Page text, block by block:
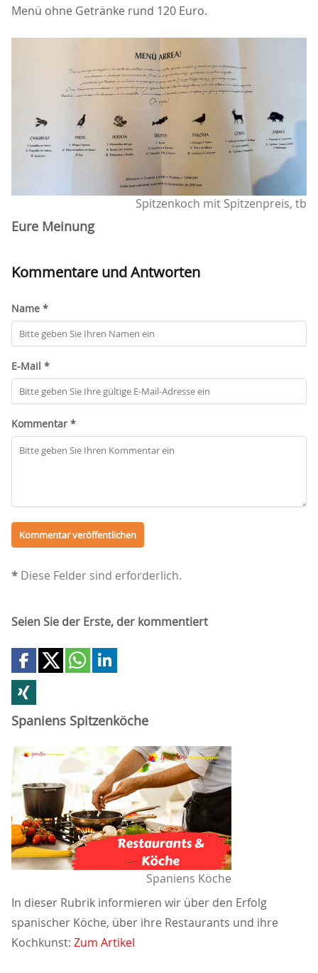
Menü ohne Getränke rund 120 Euro.
Spitzenkoch mit Spitzenpreis, tb
Eure Meinung
Kommentare und Antworten
Name *
E-Mail *
Kommentar *
* Diese Felder sind erforderlich.
Seien Sie der Erste, der kommentiert
Spaniens Spitzenköche
Spaniens Köche
In dieser Rubrik informieren wir über den Erfolg
spanischer Köche, über ihre Restaurants und ihre
Kochkunst: Zum Artikel